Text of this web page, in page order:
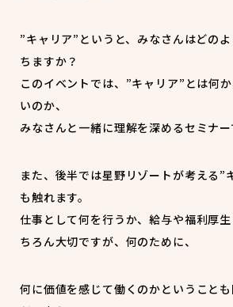
”キャリア”というと、みなさんはどの
ちますか？
このイベントでは、”キャリア”とは何
いのか、
みなさんと一緒に理解を深めるセミナー
また、後半では星野リゾートが考える”
も触れます。
仕事として何を行うか、給与や福利厚
ちろん大切ですが、何のために、
何に価値を感じて働くのかということ